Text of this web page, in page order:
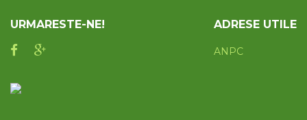
URMARESTE-NE! ADRESE UTILE
ANPC